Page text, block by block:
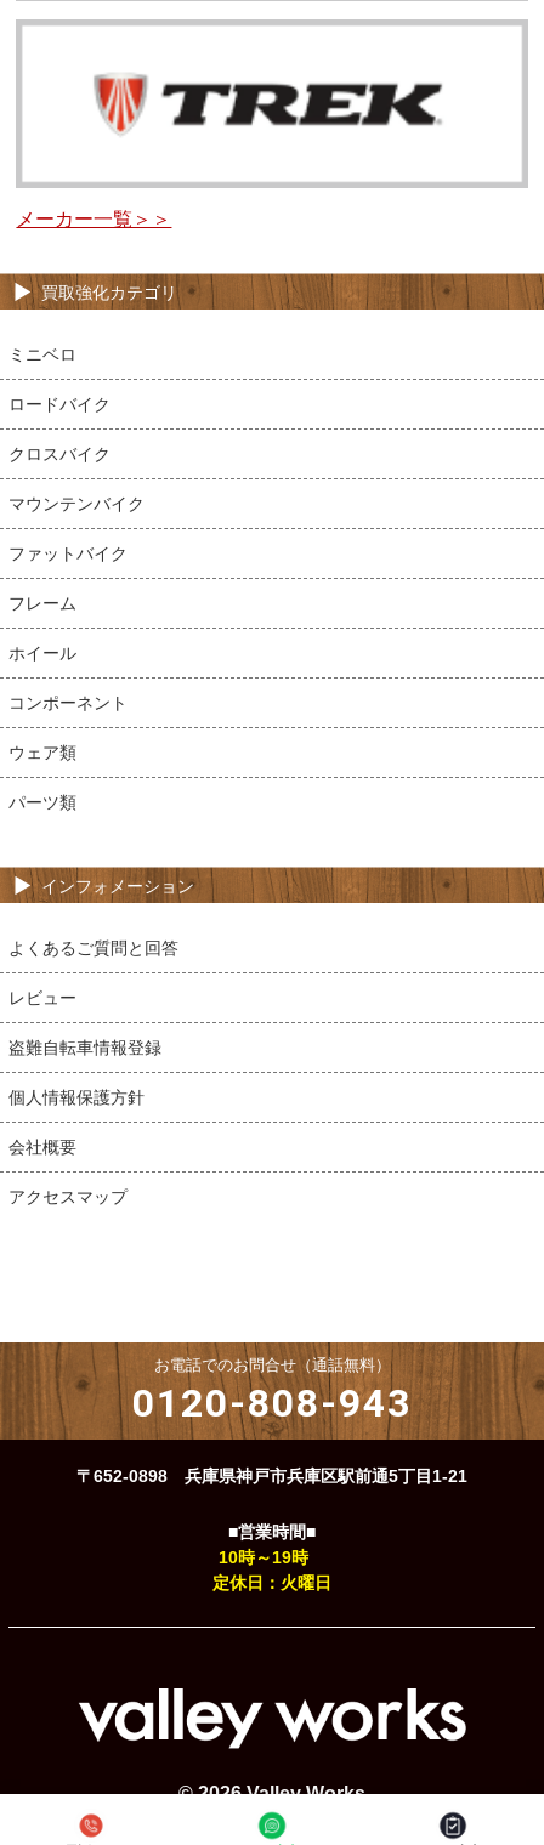
メーカー一覧＞＞
買取強化カテゴリ
ミニベロ
ロードバイク
クロスバイク
マウンテンバイク
ファットバイク
フレーム
ホイール
コンポーネント
ウェア類
パーツ類
インフォメーション
よくあるご質問と回答
レビュー
盗難自転車情報登録
個人情報保護方針
会社概要
アクセスマップ
お電話でのお問合せ（通話無料）
0120-808-943
〒652-0898 兵庫県神戸市兵庫区駅前通5丁目1-21
■営業時間■
10時～19時
定休日：火曜日
© 2026 Valley Works